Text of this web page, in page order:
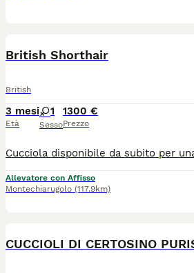
British Shorthair
British
3 mesi
Età
1
Sesso
1300 €
Prezzo
Allevatore con Affisso
Montechiarugolo (117.9km)
CUCCIOLI DI CERTOSINO